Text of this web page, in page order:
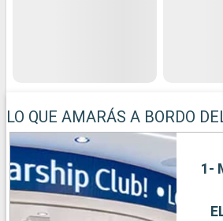
LO QUE AMARÁS A BORDO
1-